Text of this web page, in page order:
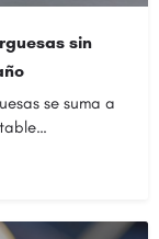
sin
se suma a